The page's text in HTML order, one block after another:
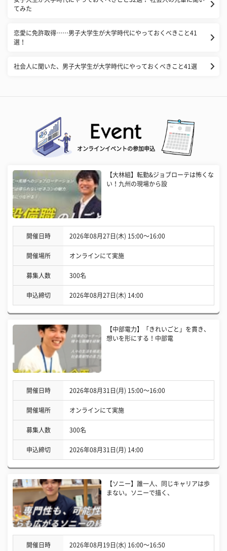
てみた
恋愛に免許取得……男子大学生が大学時代にやっておくべきこと41
選！
社会人に聞いた、男子大学生が大学時代にやっておくべきこと41選
オンラインイベントの参加申込
【大林組】転勤&ジョブローテは怖くな
い！九州の現場から設
開催日時 2026年08月27日(木) 15:00〜16:00
開催場所 オンラインにて実施
募集人数 300名
申込締切 2026年08月27日(木) 14:00
【中部電力】「きれいごと」を貫き、
想いを形にする！中部電
開催日時 2026年08月31日(月) 15:00〜16:00
開催場所 オンラインにて実施
募集人数 300名
申込締切 2026年08月31日(月) 14:00
【ソニー】誰一人、同じキャリアは歩
まない。ソニーで描く、
開催日時 2026年08月19日(水) 16:00〜16:50